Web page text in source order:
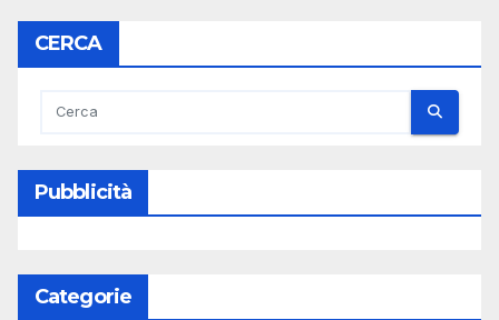
CERCA
Pubblicità
Categorie